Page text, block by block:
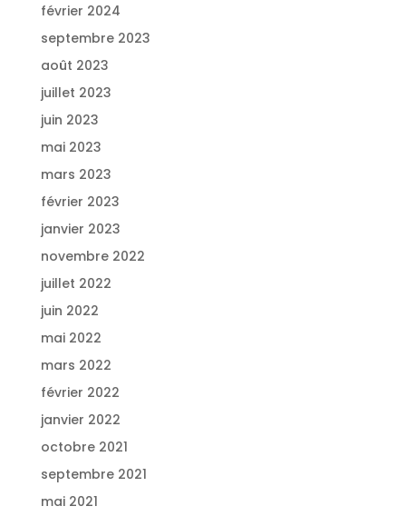
février 2024
septembre 2023
août 2023
juillet 2023
juin 2023
mai 2023
mars 2023
février 2023
janvier 2023
novembre 2022
juillet 2022
juin 2022
mai 2022
mars 2022
février 2022
janvier 2022
octobre 2021
septembre 2021
mai 2021